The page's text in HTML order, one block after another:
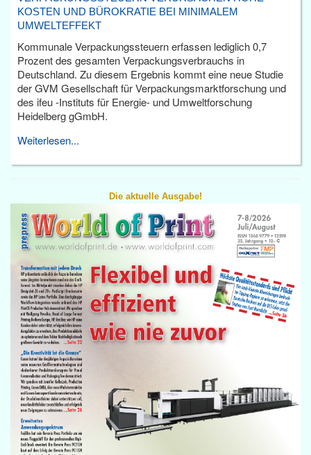
KOSTEN UND BÜROKRATIE BEI MINIMALEM
UMWELTEFFEKT
Kommunale Verpackungssteuern erfassen lediglich 0,7
Prozent des gesamten Verpackungsverbrauchs in
Deutschland. Zu diesem Ergebnis kommt eine neue Studie
der GVM Gesellschaft für Verpackungsmarktforschung und
des ifeu -Instituts für Energie- und Umweltforschung
Heidelberg gGmbH.
Weiterlesen...
Die aktuelle Ausgabe!